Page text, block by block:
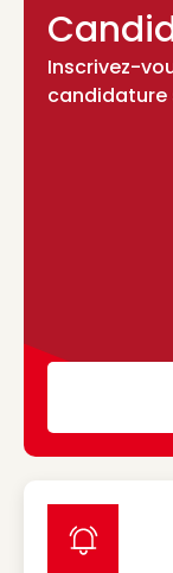
Inscrivez-
label icon